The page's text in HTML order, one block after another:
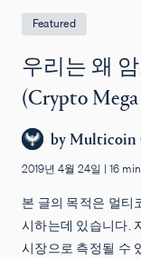
Featured
우리는 왜
(Crypto Mega
byMulticoin
2019년 4월 24일 | 16
본 글의 목적은 멀티
시하는데 있습니다.
시장으로 측정될 수